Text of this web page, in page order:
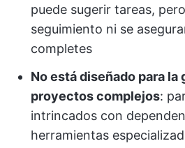
puede sugerir tareas,
seguimiento ni se
completes
No está diseñado para la
proyectos complejos:
intrincados con
herramientas